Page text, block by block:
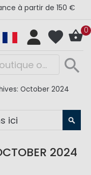
à partir de 150 €
0
October 2024
2024